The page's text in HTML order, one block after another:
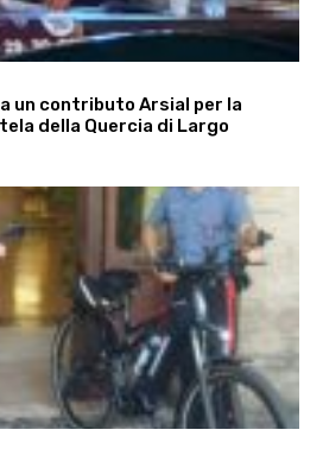
un contributo Arsial per la
della Quercia di Largo